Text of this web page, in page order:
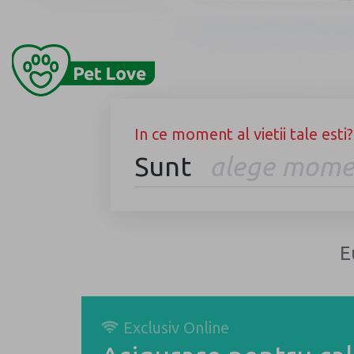
Previous
In ce moment al vietii tale esti?